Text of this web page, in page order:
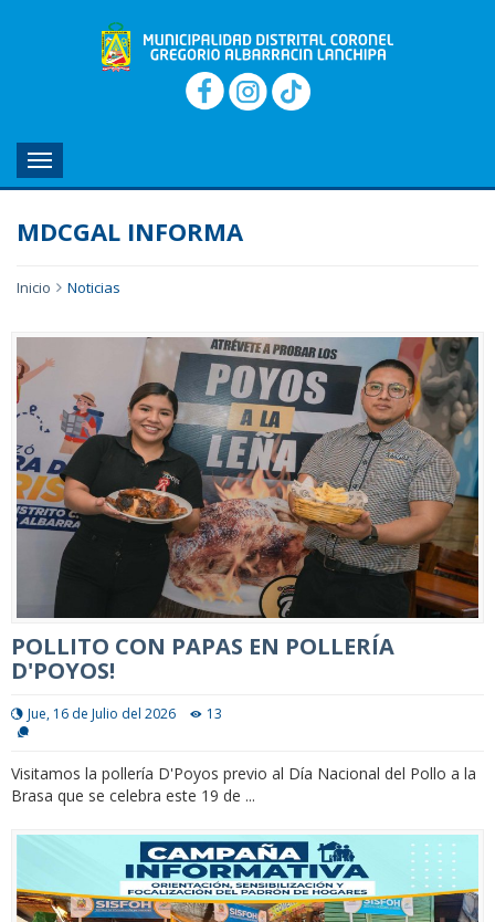
MENU
MDCGAL INFORMA
Inicio Noticias
POLLITO CON PAPAS EN POLLERÍA
D'POYOS!
Jue, 16 de Julio del 2026 13
Visitamos la pollería D'Poyos previo al Día Nacional del Pollo a la
Brasa que se celebra este 19 de ...